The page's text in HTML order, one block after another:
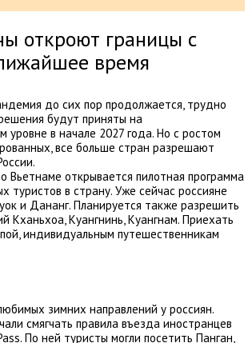
откроют границы с
время
до сих пор продолжается, трудно
будут приняты на
уровне в начале 2027 года. Но с ростом
все больше стран разрешают
Вьетнаме открывается пилотная программа
туристов в страну. Уже сейчас россияне
и Дананг. Планируется также разрешить
Кханьхоа, Куангнинь, Куангнам. Приехать
индивидуальным путешественникам
зимних направлений у россиян.
смягчать правила въезда иностранцев
По ней туристы могли посетить Панган,